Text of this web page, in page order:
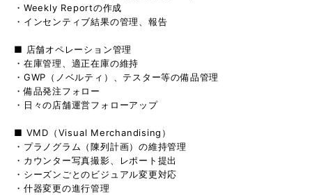
・Weekly Reportの作成
・インセンティブ結果の管理、報告
■ 店舗オペレーション管理
・在庫管理、適正在庫の維持
・GWP（ノベルティ）、テスター等の備品管理
・備品発注フォロー
・日々の店舗運営フォローアップ
■ VMD（Visual Merchandising）
・プラノグラム（陳列計画）の維持管理
・カウンター写真撮影、レポート提出
・シーズンごとのビジュアル変更対応
・什器変更の進行管理